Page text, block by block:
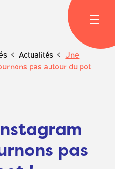
Actualités
Une
pas autour du pot
pas